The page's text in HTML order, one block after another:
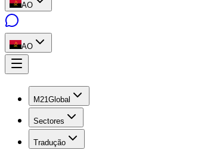
AO
AO
M21Global
Sectores
Tradução